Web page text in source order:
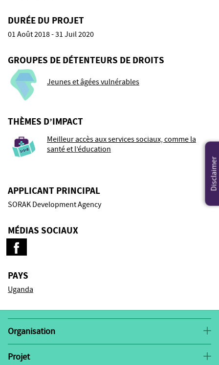
DURÉE DU PROJET
01 Août 2018 - 31 Juil 2020
GROUPES DE DÉTENTEURS DE DROITS
Jeunes et âgées vulnérables
THÈMES D’IMPACT
Meilleur accès aux services sociaux, comme la
santé et l’éducation
APPLICANT PRINCIPAL
SORAK Development Agency
MÉDIAS SOCIAUX
PAYS
Uganda
Organisation
LaSORAK Development Agencyest une ONG locale
enregistrée en Ouganda. La naissance de l’organisation
Projet
Disclaimer